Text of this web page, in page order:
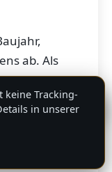
ab. Als
und
bis
Sie uns die
von uns eine
💬
keine Tracking-
in unserer